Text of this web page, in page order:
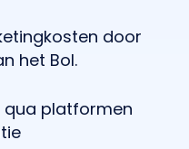
door
het Bol.
qua platformen